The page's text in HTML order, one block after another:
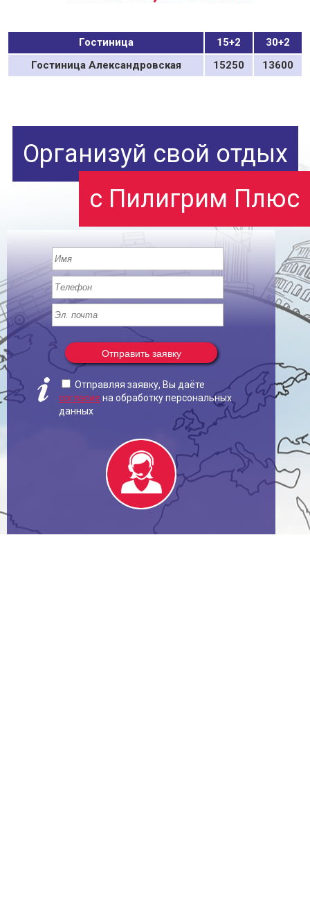
Гостиница 15+2
30+2
Гостиница Александровская
15250 13600
Организуй свой отдых
с Пилигрим Плюс
Отправить заявку
Отправляя заявку, Вы даёте
согласие на обработку персональных
данных